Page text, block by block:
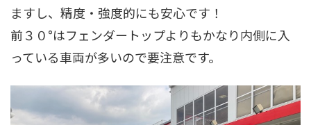
ますし、精度・強度的にも安心です！
前３０°はフェンダートップよりもかなり内側に入
っている車両が多いので要注意です。